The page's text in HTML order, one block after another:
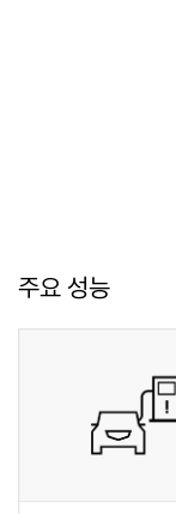
주요 성능